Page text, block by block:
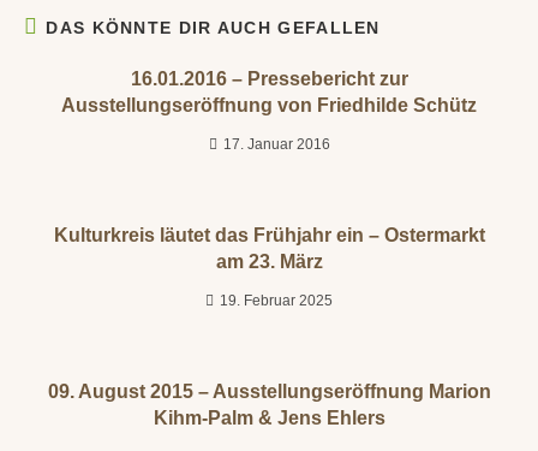
DAS KÖNNTE DIR AUCH GEFALLEN
16.01.2016 – Pressebericht zur
Ausstellungseröffnung von Friedhilde Schütz
17. Januar 2016
Kulturkreis läutet das Frühjahr ein – Ostermarkt
am 23. März
19. Februar 2025
09. August 2015 – Ausstellungseröffnung Marion
Kihm-Palm & Jens Ehlers